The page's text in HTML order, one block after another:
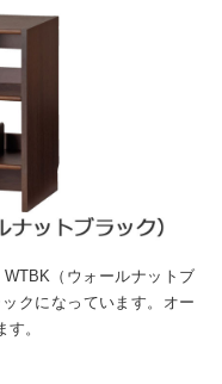
（ウォールナットブ
クになっています。オー
。